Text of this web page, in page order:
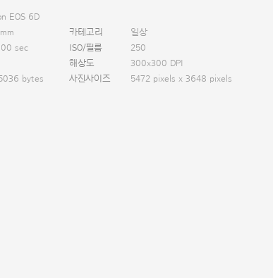
EOS 6D
카테고리
일상
sec ISO/필름
250
해상도
300x300 DPI
bytes 사진사이즈 5472 pixels x 3648 pixels